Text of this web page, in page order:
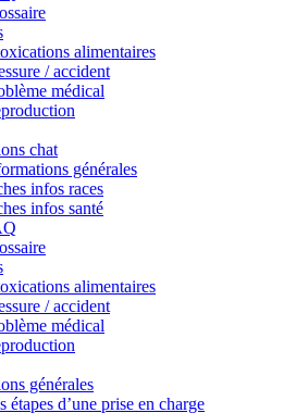
alimentaires
/ accident
médical
chat
générales
infos races
infos santé
alimentaires
/ accident
médical
générales
étapes d’une prise en charge